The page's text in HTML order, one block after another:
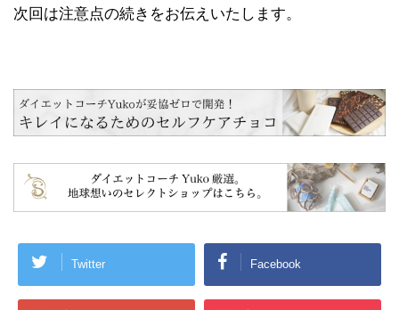
次回は注意点の続きをお伝えいたします。
Twitter Facebook